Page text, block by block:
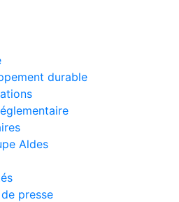
durable
Aldes
presse